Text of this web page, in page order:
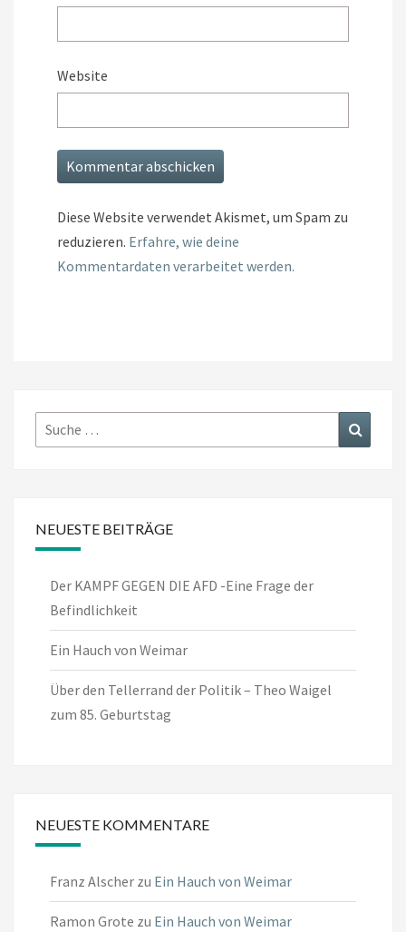
Website
Diese Website verwendet Akismet, um Spam zu
reduzieren. Erfahre, wie deine
Kommentardaten verarbeitet werden.
Suche
nach:
NEUESTE BEITRÄGE
Der KAMPF GEGEN DIE AFD -Eine Frage der
Befindlichkeit
Ein Hauch von Weimar
Über den Tellerrand der Politik – Theo Waigel
zum 85. Geburtstag
NEUESTE KOMMENTARE
Franz Alscher zu Ein Hauch von Weimar
Ramon Grote zu Ein Hauch von Weimar